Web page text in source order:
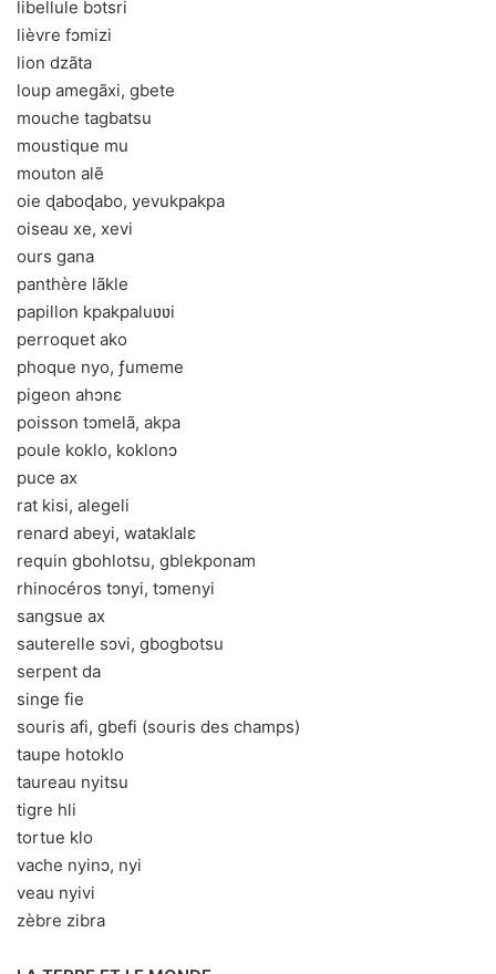
libellule bɔtsri
lièvre fɔmizi
lion dzãta
loup amegãxi, gbete
mouche tagbatsu
moustique mu
mouton alẽ
oie ɖaboɖabo, yevukpakpa
oiseau xe, xevi
ours gana
panthère lãkle
papillon kpakpaluʋʋi
perroquet ako
phoque nyo, ƒumeme
pigeon ahɔnɛ
poisson tɔmelã, akpa
poule koklo, koklonɔ
puce ax
rat kisi, alegeli
renard abeyi, wataklalɛ
requin gbohlotsu, gblekponam
rhinocéros tɔnyi, tɔmenyi
sangsue ax
sauterelle sɔvi, gbogbotsu
serpent da
singe fie
souris afi, gbefi (souris des champs)
taupe hotoklo
taureau nyitsu
tigre hli
tortue klo
vache nyinɔ, nyi
veau nyivi
zèbre zibra